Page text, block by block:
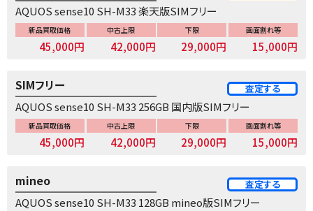
AQUOS sense10 SH-M33 楽天版SIMフリー
新品買取価格
45,000円
中古上限
42,000円
下限
29,000円
画面割れ等
15,000円
AQUOS sense10 SH-M33 256GB 国内版SIMフリー
SIMフリー 査定する
新品買取価格
45,000円
中古上限
42,000円
下限
29,000円
画面割れ等
15,000円
AQUOS sense10 SH-M33 128GB mineo版SIMフリー
mineo 査定する